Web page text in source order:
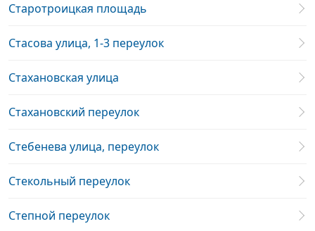
Старотроицкая площадь
Стасова улица, 1-3 переулок
Стахановская улица
Стахановский переулок
Стебенева улица, переулок
Стекольный переулок
Степной переулок